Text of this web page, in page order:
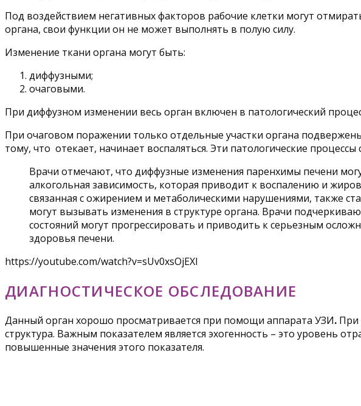
Под воздействием негативных факторов рабочие клетки могут
органа, свои функции он не может выполнять в полую силу.
Изменение ткани органа могут быть:
диффузными;
очаговыми.
При диффузном изменении весь орган включен в патологический
При очаговом поражении только отдельные участки органа
тому, что отекает, начинает воспаляться. Эти патологические
Врачи отмечают, что диффузные изменения паренхимы печени
алкогольная зависимость, которая приводит к воспалению и
связанная с ожирением и метаболическими нарушениями, также
могут вызывать изменения в структуре органа. Врачи
состояний могут прогрессировать и приводить к серьезным
здоровья печени.
https://youtube.com/watch?v=sUv0xsOjEXI
ДИАГНОСТИЧЕСКОЕ ОБСЛЕДОВАНИЕ
Данный орган хорошо просматривается при помощи аппарата УЗИ. При
структура. Важным показателем является эхогенность – это уровень
повышенные значения этого показателя.